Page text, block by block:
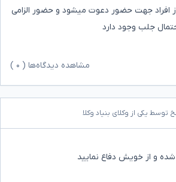
افراد جهت حضور دعوت میشود و حضور الزامی
جلب وجود دارد
مشاهده دیدگاه‌ها ( ۰
توسط یکی از وکلای بنیاد وکلا
و از خویش دفاع نمایید